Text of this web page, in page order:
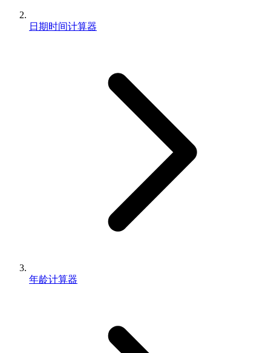
日期时间计算器
年龄计算器